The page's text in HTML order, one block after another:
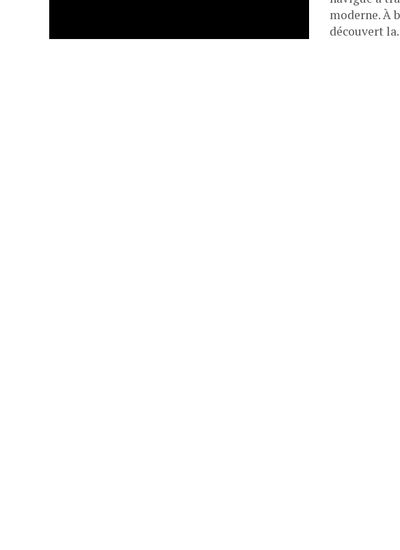
moderne. À
découvert